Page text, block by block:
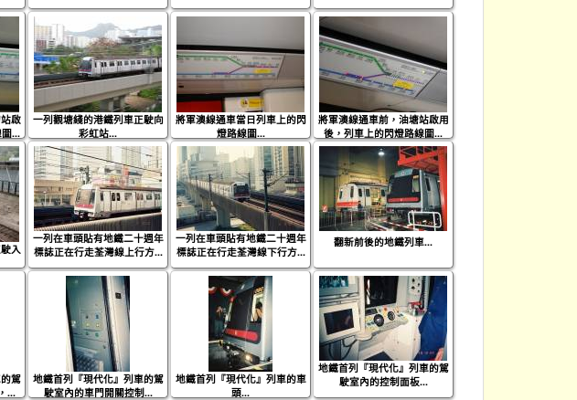
啟
...
一列觀塘綫的港鐵列車正駛向
彩虹站...
將軍澳線通車當日列車上的閃
燈路線圖...
將軍澳線通車前，油塘站啟用
後，列車上的閃燈路線圖...
入
一列在車頭貼有地鐵二十週年
標誌正在行走荃灣線上行方...
一列在車頭貼有地鐵二十週年
標誌正在行走荃灣線下行方...
翻新前後的地鐵列車...
駕
...
地鐵首列『現代化』列車的駕
駛室內的車門開關控制...
地鐵首列『現代化』列車的車
頭...
地鐵首列『現代化』列車的駕
駛室內的控制面板...